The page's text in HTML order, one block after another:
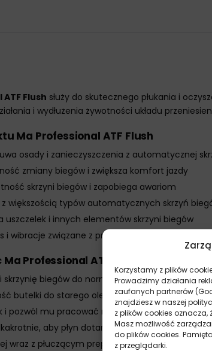
Korzystamy z plików
Prowadzimy działania
zaufanych partnerów
znajdziesz w naszej
z plików cookies oznacza,
Masz możliwość
do plików cookies.
z przeglądarki.
Flush służy do skutecznego płukania i
i wydłużenia żywotności układu
Ma Professional ATF Flush
osady i zanieczyszczenia z automatycznej
zmiany biegów i zwiększa komfort jazdy
skrzyni biegów i zapobiega awariom
większością typów automatycznych skrzyń
uszczelek i innych elementów skrzyni biegów
i wibracje związane z pracą skrzyni biegów
Professional ATF Flush
i skrzynię biegów do normalnej temperatury pracy
butelki do starego oleju w skrzyni biegów
i pozwól mu pracować na biegu jałowym przez
aby płyn dotarł do wszystkich części
wraz z płuczącym preparatem